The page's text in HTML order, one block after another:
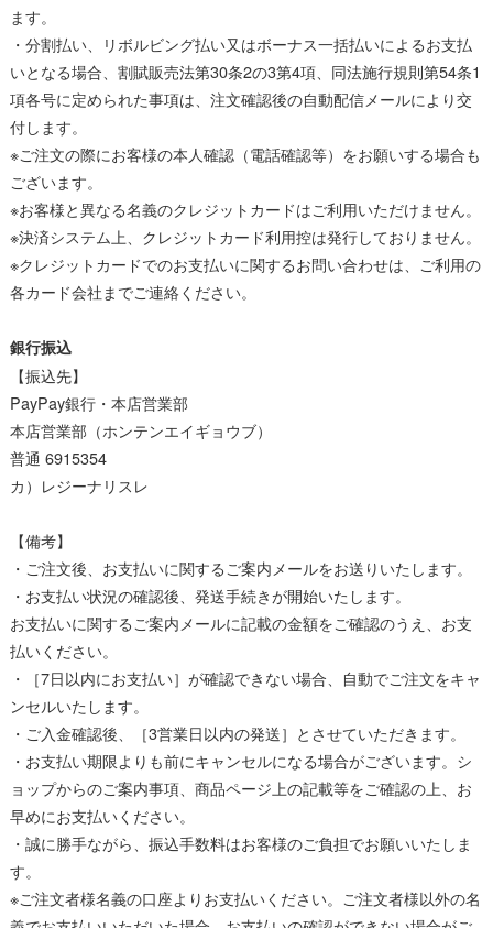
ます。
・分割払い、リボルビング払い又はボーナス一括払いによるお支払
いとなる場合、割賦販売法第30条2の3第4項、同法施行規則第54条1
項各号に定められた事項は、注文確認後の自動配信メールにより交
付します。
※ご注文の際にお客様の本人確認（電話確認等）をお願いする場合も
ございます。
※お客様と異なる名義のクレジットカードはご利用いただけません。
※決済システム上、クレジットカード利用控は発行しておりません。
※クレジットカードでのお支払いに関するお問い合わせは、ご利用の
各カード会社までご連絡ください。
銀行振込
【振込先】
PayPay銀行・本店営業部
本店営業部（ホンテンエイギョウブ）
普通 6915354
カ）レジーナリスレ
【備考】
・ご注文後、お支払いに関するご案内メールをお送りいたします。
・お支払い状況の確認後、発送手続きが開始いたします。
お支払いに関するご案内メールに記載の金額をご確認のうえ、お支
払いください。
・［7日以内にお支払い］が確認できない場合、自動でご注文をキャ
ンセルいたします。
・ご入金確認後、［3営業日以内の発送］とさせていただきます。
・お支払い期限よりも前にキャンセルになる場合がございます。シ
ョップからのご案内事項、商品ページ上の記載等をご確認の上、お
早めにお支払いください。
・誠に勝手ながら、振込手数料はお客様のご負担でお願いいたしま
す。
※ご注文者様名義の口座よりお支払いください。ご注文者様以外の名